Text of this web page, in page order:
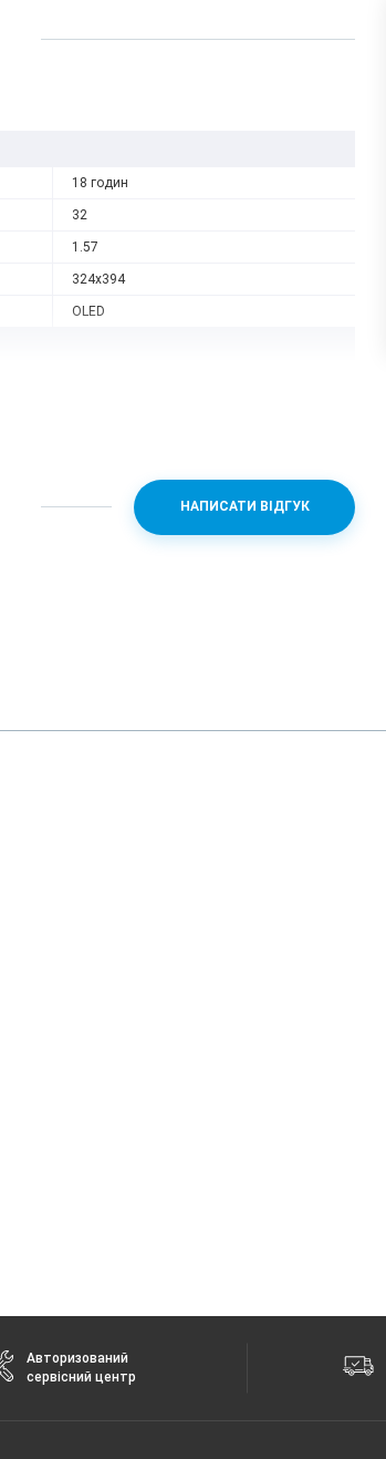
18 годин
32
1.57
324x394
OLED
є (IP68) НАПИСАТИ ВІДГУК
Авторизований
сервісний центр